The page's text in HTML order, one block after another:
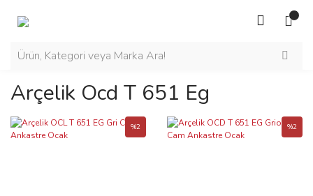
Arçelik Ocd T 651 Eg
%2 %2